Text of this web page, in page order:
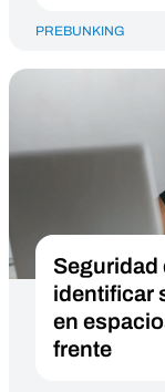
PREBUNKING
Seguridad
identificar
en
frente